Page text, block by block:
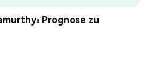
Prognose zu